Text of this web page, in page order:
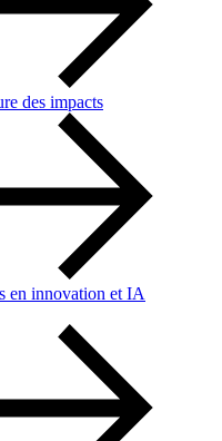
des impacts
en innovation et IA